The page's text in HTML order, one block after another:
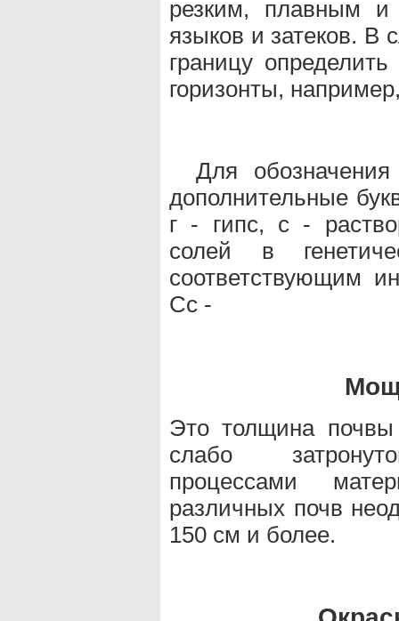
резким, плавным
языков и затеков. В
границу
горизонты,
Для
дополнительные
г - гипс, с -
солей в
соответствующим
Сс -
Это толщина почвы
слабо
процессами
различных почв
150 см и более.